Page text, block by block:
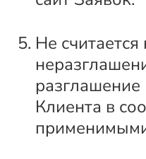
Не
Клиента в